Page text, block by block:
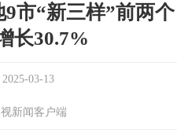
市“新三样”前两个
长30.7%
03-13
新闻客户端